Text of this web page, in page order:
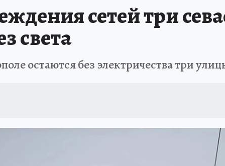
сетей три
света
остаются без электричества три